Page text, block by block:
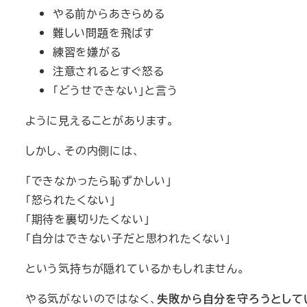
やる前からあきらめる
難しい問題を飛ばす
練習を嫌がる
注意されるとすぐ怒る
「どうせできない」と言う
ように見えることがあります。
しかし、その内側には、
「できなかったら恥ずかしい」
「怒られたくない」
「期待を裏切りたくない」
「自分はできない子だと思われたくない」
という気持ちが隠れているかもしれません。
やる気がないのではなく、失敗から自分を守ろうとして